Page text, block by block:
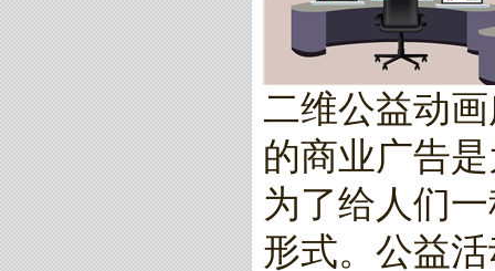
二维公益动
的商业广告
为了给人们
形式。公益